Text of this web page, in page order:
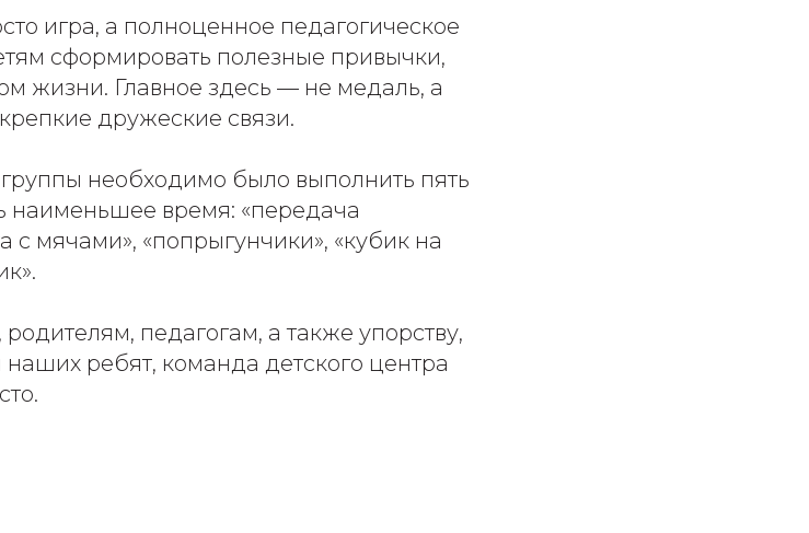
игра, а полноценное педагогическое
сформировать полезные привычки,
жизни. Главное здесь — не медаль, а
дружеские связи.
необходимо было выполнить пять
наименьшее время: «передача
с мячами», «попрыгунчики», «кубик на
педагогам, а также упорству,
наших ребят, команда детского центра